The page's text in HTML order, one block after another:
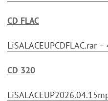
CD FLAC
LiSALACEUPCDFLAC.rar
CD 320